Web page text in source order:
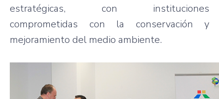
estratégicas, con instituciones
comprometidas con la conservación y
mejoramiento del medio ambiente.